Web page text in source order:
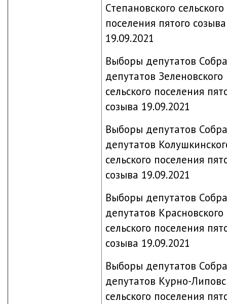
Степановского сельского
поселения пятого созыва
19.09.2021
Выборы депутатов
депутатов Зеленовского
сельского поселения
созыва 19.09.2021
Выборы депутатов
депутатов
сельского поселения
созыва 19.09.2021
Выборы депутатов
депутатов Красновского
сельского поселения
созыва 19.09.2021
Выборы депутатов
депутатов Курно-
сельского поселения